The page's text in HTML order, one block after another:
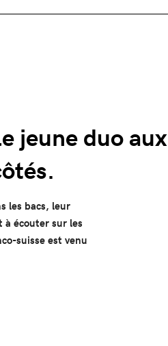
jeune duo aux
les bacs, leur
à écouter sur les
suisse est venu